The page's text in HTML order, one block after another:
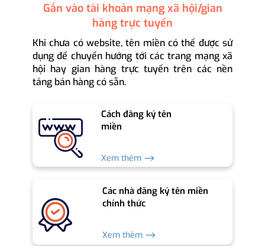
Gắn vào tài khoản mạng xã hội/gian
hàng trực tuyến
Khi chưa có website, tên miền có thể được sử
dụng để chuyển hướng tới các trang mạng xã
hội hay gian hàng trực tuyến trên các nền
tảng bán hàng có sẵn.
Cách đăng ký tên
miền
Xem thêm ⟶
Các nhà đăng ký tên miền
chính thức
Xem thêm ⟶